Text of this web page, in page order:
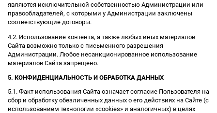
являются исключительной собственностью Администрации или
правообладателей, с которыми у Администрации заключены
соответствующие договоры.
4.2. Использование контента, а также любых иных материалов
Сайта возможно только с письменного разрешения
Администрации. Любое несанкционированное использование
материалов Сайта запрещено.
5. КОНФИДЕНЦИАЛЬНОСТЬ И ОБРАБОТКА ДАННЫХ
5.1. Факт использования Сайта означает согласие Пользователя на
сбор и обработку обезличенных данных о его действиях на Сайте (с
использованием технологии «cookies» и аналогичных) в целях